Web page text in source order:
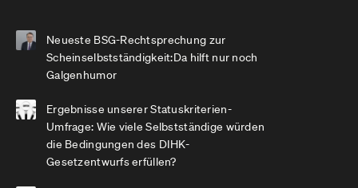
Neueste BSG-Rechtsprechung zur
Scheinselbstständigkeit:Da hilft nur noch
Galgenhumor
Ergebnisse unserer Statuskriterien-
Umfrage: Wie viele Selbstständige würden
die Bedingungen des DIHK-
Gesetzentwurfs erfüllen?